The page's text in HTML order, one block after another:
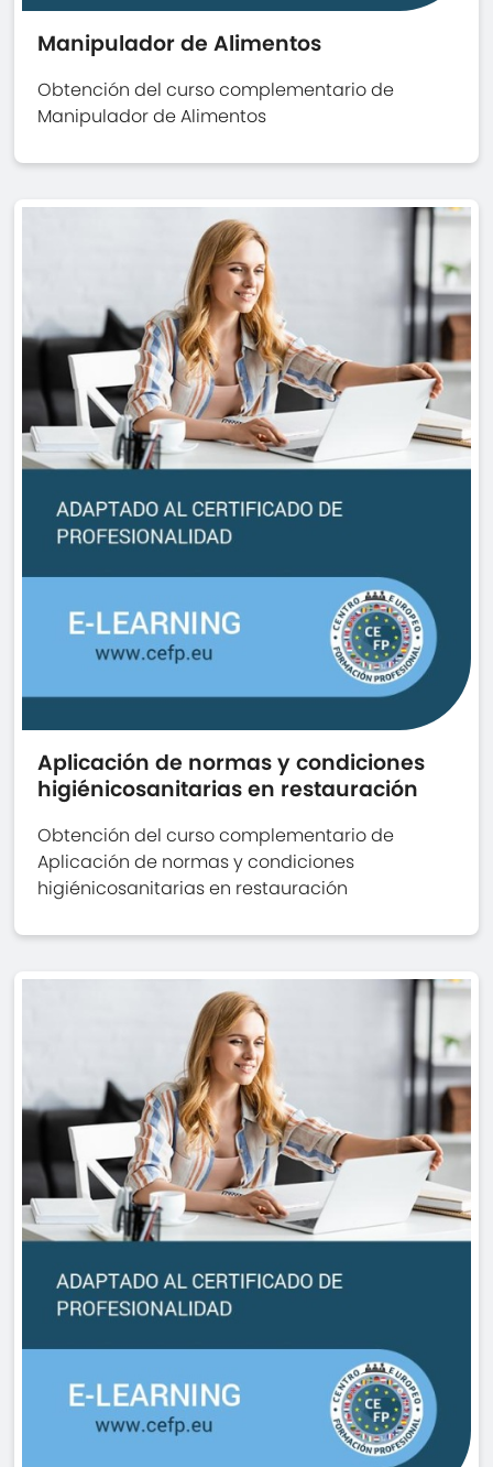
Manipulador de Alimentos
Obtención del curso complementario de
Manipulador de Alimentos
Aplicación de normas y condiciones
higiénicosanitarias en restauración
Obtención del curso complementario de
Aplicación de normas y condiciones
higiénicosanitarias en restauración